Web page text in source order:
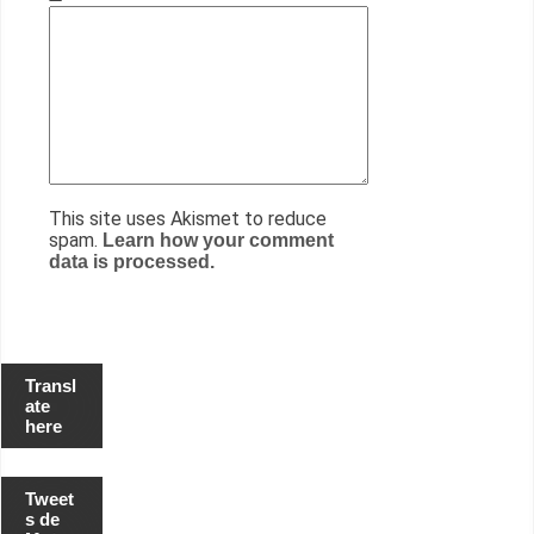
This site uses Akismet to reduce
spam. Learn how your comment
data is processed.
Transl
ate
here
Tweet
s de